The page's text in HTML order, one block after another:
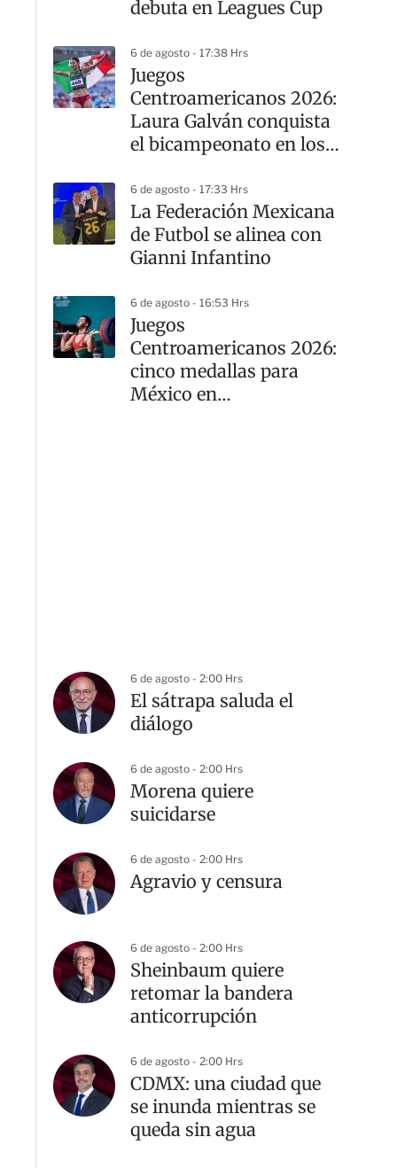
debuta en Leagues Cup
6 de agosto - 17:38 Hrs
Juegos
Centroamericanos 2026:
Laura Galván conquista
el bicampeonato en los
6 de agosto - 17:33 Hrs
La Federación Mexicana
de Futbol se alinea con
Gianni Infantino
6 de agosto - 16:53 Hrs
Juegos
Centroamericanos 2026:
cinco medallas para
México en
6 de agosto - 2:00 Hrs
El sátrapa saluda el
diálogo
6 de agosto - 2:00 Hrs
Morena quiere
suicidarse
6 de agosto - 2:00 Hrs
Agravio y censura
6 de agosto - 2:00 Hrs
Sheinbaum quiere
retomar la bandera
anticorrupción
6 de agosto - 2:00 Hrs
CDMX: una ciudad que
se inunda mientras se
queda sin agua